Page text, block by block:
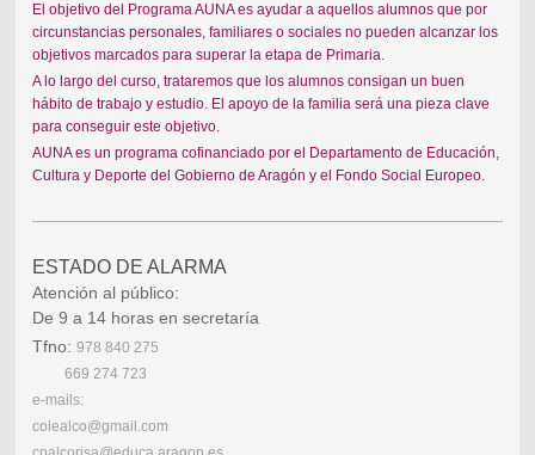
El objetivo del Programa AUNA es ayudar a aquellos alumnos que por
circunstancias personales, familiares o sociales no pueden alcanzar los
objetivos marcados para superar la etapa de Primaria.
A lo largo del curso, trataremos que los alumnos consigan un buen
hábito de trabajo y estudio. El apoyo de la familia será una pieza clave
para conseguir este objetivo.
AUNA es un programa cofinanciado por el Departamento de Educación,
Cultura y Deporte del Gobierno de Aragón y el Fondo Social Europeo.
ESTADO DE ALARMA
Atención al público:
De 9 a 14 horas en secretaría
Tfno: 978 840 275
669 274 723
e-mails:
colealco@gmail.com